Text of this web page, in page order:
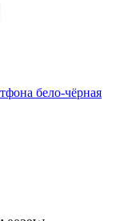
бело-чёрная